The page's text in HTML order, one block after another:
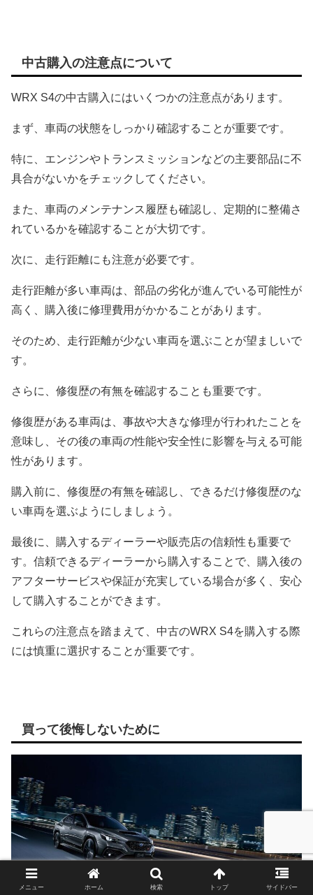
中古購入の注意点について
WRX S4の中古購入にはいくつかの注意点があります。
まず、車両の状態をしっかり確認することが重要です。
特に、エンジンやトランスミッションなどの主要部品に不
具合がないかをチェックしてください。
また、車両のメンテナンス履歴も確認し、定期的に整備さ
れているかを確認することが大切です。
次に、走行距離にも注意が必要です。
走行距離が多い車両は、部品の劣化が進んでいる可能性が
高く、購入後に修理費用がかかることがあります。
そのため、走行距離が少ない車両を選ぶことが望ましいで
す。
さらに、修復歴の有無を確認することも重要です。
修復歴がある車両は、事故や大きな修理が行われたことを
意味し、その後の車両の性能や安全性に影響を与える可能
性があります。
購入前に、修復歴の有無を確認し、できるだけ修復歴のな
い車両を選ぶようにしましょう。
最後に、購入するディーラーや販売店の信頼性も重要で
す。信頼できるディーラーから購入することで、購入後の
アフターサービスや保証が充実している場合が多く、安心
して購入することができます。
これらの注意点を踏まえて、中古のWRX S4を購入する際
には慎重に選択することが重要です。
買って後悔しないために
メニュー ホーム 検索 トップ サイドバー